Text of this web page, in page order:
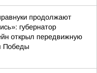
продолжают
губернатор
открыл передвижную
Победы